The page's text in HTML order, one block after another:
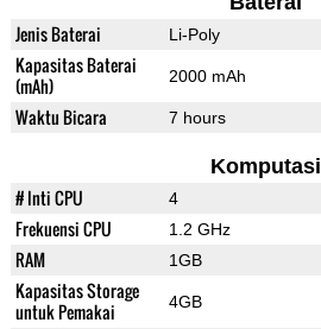
Jenis Baterai Li-Poly
Kapasitas Baterai
(mAh)
2000 mAh
Waktu Bicara 7 hours
Komputasi
# Inti CPU 4
Frekuensi CPU 1.2 GHz
RAM 1GB
Kapasitas Storage
untuk Pemakai
4GB